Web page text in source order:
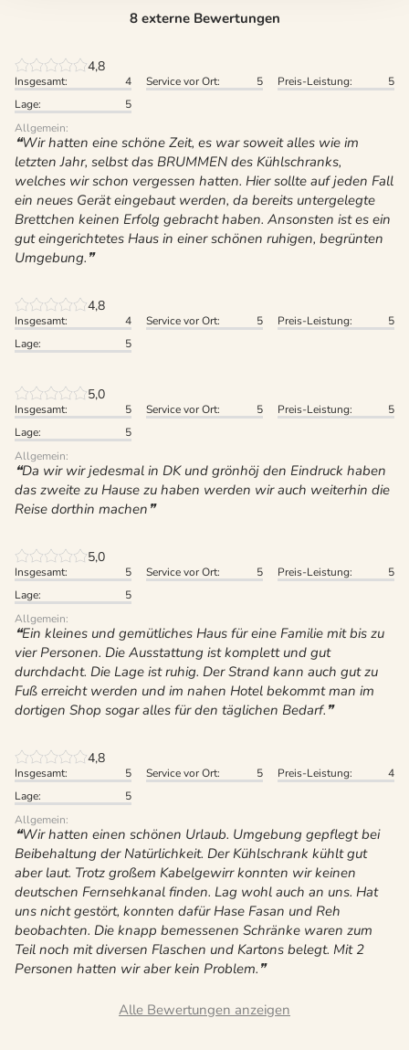
8 externe Bewertungen
4,8
Insgesamt: 4 Service vor Ort: 5 Preis-Leistung:
5
Lage:
5
Allgemein:
Wir hatten eine schöne Zeit, es war soweit alles wie im
letzten Jahr, selbst das BRUMMEN des Kühlschranks,
welches wir schon vergessen hatten. Hier sollte auf jeden Fall
ein neues Gerät eingebaut werden, da bereits untergelegte
Brettchen keinen Erfolg gebracht haben. Ansonsten ist es ein
gut eingerichtetes Haus in einer schönen ruhigen, begrünten
Umgebung.
4,8
Insgesamt: 4 Service vor Ort: 5 Preis-Leistung:
5
Lage:
5
5,0
Insgesamt: 5 Service vor Ort: 5 Preis-Leistung:
5
Lage:
5
Allgemein:
Da wir wir jedesmal in DK und grönhöj den Eindruck haben
das zweite zu Hause zu haben werden wir auch weiterhin die
Reise dorthin machen
5,0
Insgesamt: 5 Service vor Ort: 5 Preis-Leistung:
5
Lage:
5
Allgemein:
Ein kleines und gemütliches Haus für eine Familie mit bis zu
vier Personen. Die Ausstattung ist komplett und gut
durchdacht. Die Lage ist ruhig. Der Strand kann auch gut zu
Fuß erreicht werden und im nahen Hotel bekommt man im
dortigen Shop sogar alles für den täglichen Bedarf.
4,8
Insgesamt: 5 Service vor Ort: 5 Preis-Leistung:
4
Lage:
5
Allgemein:
Wir hatten einen schönen Urlaub. Umgebung gepflegt bei
Beibehaltung der Natürlichkeit. Der Kühlschrank kühlt gut
aber laut. Trotz großem Kabelgewirr konnten wir keinen
deutschen Fernsehkanal finden. Lag wohl auch an uns. Hat
uns nicht gestört, konnten dafür Hase Fasan und Reh
beobachten. Die knapp bemessenen Schränke waren zum
Teil noch mit diversen Flaschen und Kartons belegt. Mit 2
Personen hatten wir aber kein Problem.
Alle Bewertungen anzeigen